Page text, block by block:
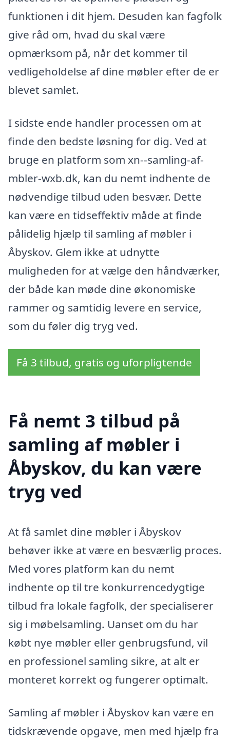
funktionen i dit hjem. Desuden kan fagfolk
give råd om, hvad du skal være
opmærksom på, når det kommer til
vedligeholdelse af dine møbler efter de er
blevet samlet.
I sidste ende handler processen om at
finde den bedste løsning for dig. Ved at
bruge en platform som xn--samling-af-
mbler-wxb.dk, kan du nemt indhente de
nødvendige tilbud uden besvær. Dette
kan være en tidseffektiv måde at finde
pålidelig hjælp til samling af møbler i
Åbyskov. Glem ikke at udnytte
muligheden for at vælge den håndværker,
der både kan møde dine økonomiske
rammer og samtidig levere en service,
som du føler dig tryg ved.
Få 3 tilbud, gratis og uforpligtende
Få nemt 3 tilbud på
samling af møbler i
Åbyskov, du kan være
tryg ved
At få samlet dine møbler i Åbyskov
behøver ikke at være en besværlig proces.
Med vores platform kan du nemt
indhente op til tre konkurrencedygtige
tilbud fra lokale fagfolk, der specialiserer
sig i møbelsamling. Uanset om du har
købt nye møbler eller genbrugsfund, vil
en professionel samling sikre, at alt er
monteret korrekt og fungerer optimalt.
Samling af møbler i Åbyskov kan være en
tidskrævende opgave, men med hjælp fra